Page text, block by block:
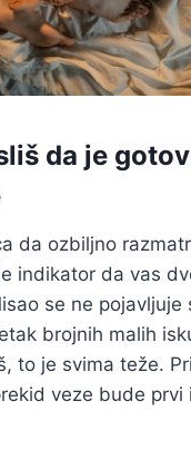
da je
da ozbiljno
indikator da vas
se ne pojavljuje
brojnih malih
to je svima teže.
veze bude prvi